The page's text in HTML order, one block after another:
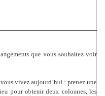
que vous souhaitez voir
vivez aujourd’hui : prenez une
pour obtenir deux colonnes, les